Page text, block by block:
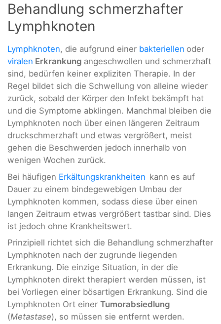
Behandlung schmerzhafter
Lymphknoten
Lymphknoten, die aufgrund einer bakteriellen oder
viralen Erkrankung angeschwollen und schmerzhaft
sind, bedürfen keiner expliziten Therapie. In der
Regel bildet sich die Schwellung von alleine wieder
zurück, sobald der Körper den Infekt bekämpft hat
und die Symptome abklingen. Manchmal bleiben die
Lymphknoten noch über einen längeren Zeitraum
druckschmerzhaft und etwas vergrößert, meist
gehen die Beschwerden jedoch innerhalb von
wenigen Wochen zurück.
Bei häufigen Erkältungskrankheiten kann es auf
Dauer zu einem bindegewebigen Umbau der
Lymphknoten kommen, sodass diese über einen
langen Zeitraum etwas vergrößert tastbar sind. Dies
ist jedoch ohne Krankheitswert.
Prinzipiell richtet sich die Behandlung schmerzhafter
Lymphknoten nach der zugrunde liegenden
Erkrankung. Die einzige Situation, in der die
Lymphknoten direkt therapiert werden müssen, ist
bei Vorliegen einer bösartigen Erkrankung. Sind die
Lymphknoten Ort einer Tumorabsiedlung
(Metastase), so müssen sie entfernt werden.